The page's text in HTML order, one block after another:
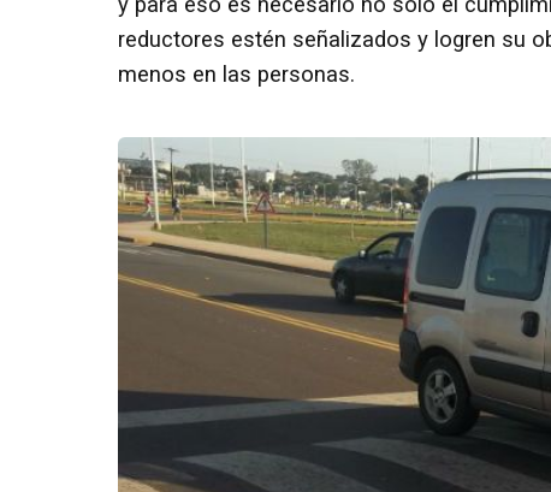
reductores estén señalizados y logren su
menos en las personas.